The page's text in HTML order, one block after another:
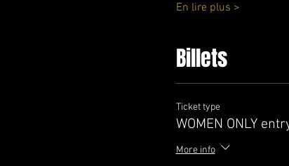
En lire plus >
Billets
Ticket type
WOMEN ONLY
More info